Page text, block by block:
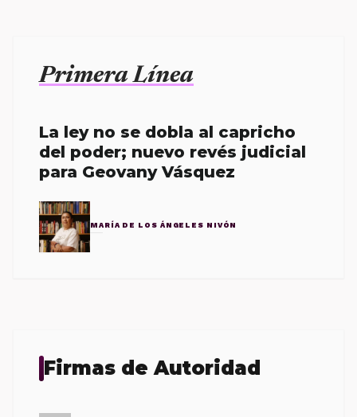
Primera Línea
La ley no se dobla al capricho
del poder; nuevo revés judicial
para Geovany Vásquez
MARÍA DE LOS ÁNGELES NIVÓN
Firmas de Autoridad